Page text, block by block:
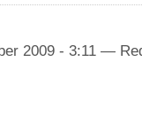
2009 - 3:11 —